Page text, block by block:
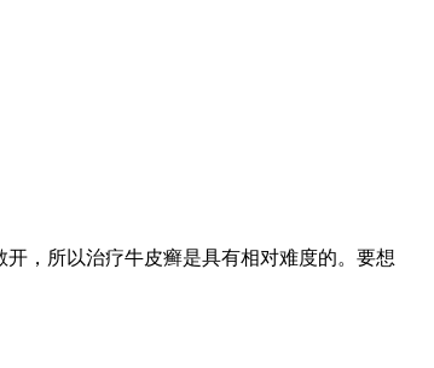
，所以治疗牛皮癣是具有相对难度的。要想